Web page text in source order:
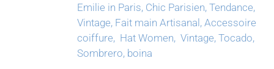
Emilie in Paris, Chic Parisien, Tendance,
Vintage, Fait main Artisanal, Accessoire
coiffure, Hat Women, Vintage, Tocado,
Sombrero, boina